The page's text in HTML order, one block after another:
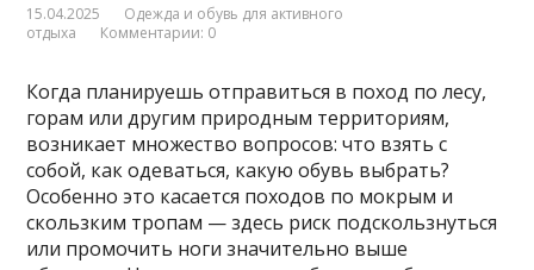
15.04.2025
Одежда и обувь для активного
отдыха
Комментарии: 0
Когда планируешь отправиться в поход по лесу,
горам или другим природным территориям,
возникает множество вопросов: что взять с
собой, как одеваться, какую обувь выбрать?
Особенно это касается походов по мокрым и
скользким тропам — здесь риск подскользнуться
или промочить ноги значительно выше